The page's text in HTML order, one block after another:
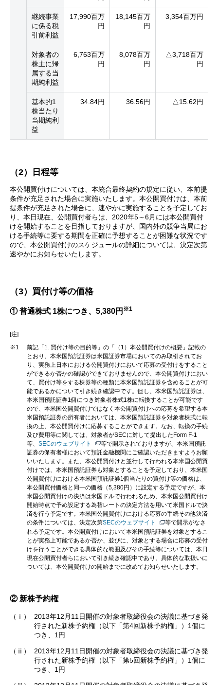
継続事業
に係る税
引前利益
17,990百万
円
18,145百万
円
3,354百万円
対象者の
株主に帰
属する当
期純利益
6,763百万
円
8,078百万
円
△3,718百万
円
基本的1
株当たり
当期純利
益
34.84円 36.56円 △15.62円
（2）日程等
本公開買付けについては、本統合最終契約の規定に従い、本前提
条件が充足された場合に実施いたします。本公開買付けは、本前
提条件が充足された場合に、速やかに実施することを予定してお
り、本日現在、公開買付者らは、2020年5～6月には本公開買付
けを開始することを目指しておりますが、国内外の競争当局にお
ける手続等に要する期間を正確に予想することが困難な状況です
ので、本公開買付けのスケジュールの詳細については、決定次第
速やかにお知らせいたします。
（3）買付け等の価格
① 普通株式 1株につき、5,380円 ※1
[注]
※1
前記「1. 買付け等の目的等」の「（1）本公開買付けの概要」記載の
とおり、本米国預託証券は米国証券市場においてのみ取引されてお
り、実務上日本における公開買付けにおいて応募の受付けをすること
ができるか否かの確認ができておりませんので、本公開買付けにおい
て、買付け等をする株券等の種類に本米国預託証券を含めることが可
能であるかについて引き続き確認中です。但し、本米国預託証券は、
本米国預託証券1個につき対象者株式1株に転換することが可能です
ので、本米国公開買付けではなく本公開買付けへの応募を希望する本
米国預託証券の所有者においては、本米国預託証券を対象者株式に転
換の上、本公開買付けに応募することができます。なお、転換の手続
及び費用等に関しては、対象者がSECに対して提出したForm F-1
等、 SECのウェブサイト
等で開示されておりますが、本米国預託
証券の保有者様において預託金融機関にご確認いただきますようお願
いいたします。また、本公開買付けと並行して行われる本米国公開買
付けでは、本米国預託証券も対象とすることを予定しており、本米国
公開買付けにおける本米国預託証券1個当たりの買付け等の価格は、
本公開買付価格と同一の価格（5,380円）に設定する予定ですが、本
米国公開買付けの決済は米国ドルで行われるため、本米国公開買付け
開始時点で予め設定する為替レートの決定方法を用いて米国ドルで決
済を行う予定です。本米国公開買付けにおける応募の手続その他決済
の条件については、決定次第SECのウェブサイト
等で開示がなさ
れる予定です。本公開買付けにおいて本米国預託証券を対象とするこ
とが実務上可能であるか否か、並びに、対象とする場合に応募の受付
けを行うことができる具体的な範囲及びその手続等については、本日
現在公開買付者らにおいて引き続き確認中であり、具体的な取扱いに
ついては、本公開買付けの開始までに改めてお知らせいたします。
② 新株予約権
（ⅰ）
2013年12月11日開催の対象者取締役会の決議に基づき発
行された新株予約権（以下「第4回新株予約権」）1個に
つき、1円
（ⅱ）
2013年12月11日開催の対象者取締役会の決議に基づき発
行された新株予約権（以下「第5回新株予約権」）1個に
つき、1円